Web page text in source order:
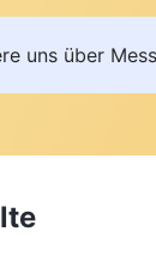
uns über